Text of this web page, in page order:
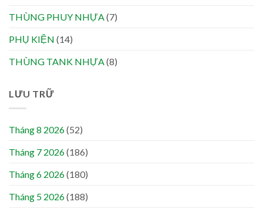
THÙNG PHUY NHỰA(7)
PHỤ KIỆN (14)
THÙNG TANK NHỰA(8)
LƯU TRỮ
Tháng 8 2026(52)
Tháng 7 2026(186)
Tháng 6 2026(180)
Tháng 5 2026(188)